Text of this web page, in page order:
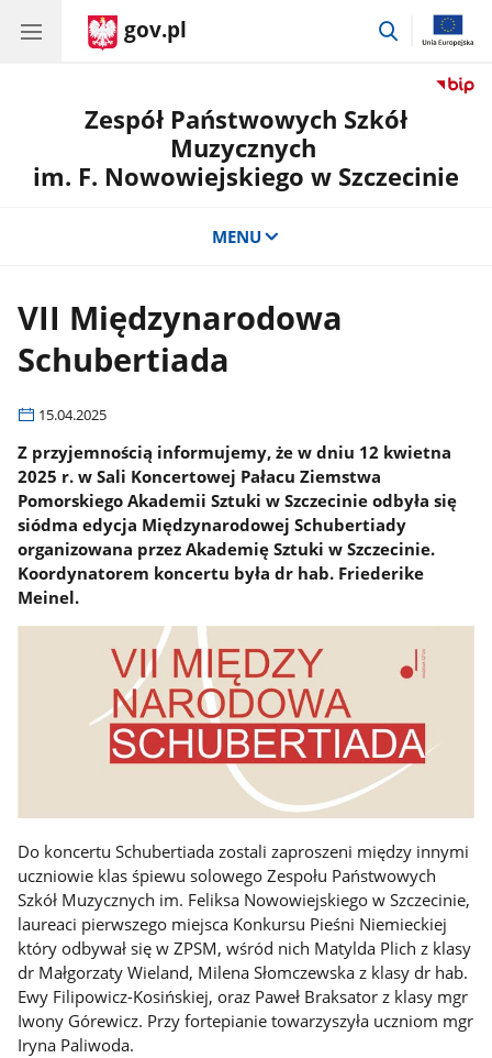
gov.pl
przejdź
Zespół Państwowych Szkół
Muzycznych
im. F. Nowowiejskiego w Szczecinie
MENU
VII Międzynarodowa
Schubertiada
15.04.2025
Z przyjemnością informujemy, że w dniu 12 kwietna
2025 r. w Sali Koncertowej Pałacu Ziemstwa
Pomorskiego Akademii Sztuki w Szczecinie odbyła się
siódma edycja Międzynarodowej Schubertiady
organizowana przez Akademię Sztuki w Szczecinie.
Koordynatorem koncertu była dr hab. Friederike
Meinel.
Do koncertu Schubertiada zostali zaproszeni między innymi
uczniowie klas śpiewu solowego Zespołu Państwowych
Szkół Muzycznych im. Feliksa Nowowiejskiego w Szczecinie,
laureaci pierwszego miejsca Konkursu Pieśni Niemieckiej
który odbywał się w ZPSM, wśród nich Matylda Plich z klasy
dr Małgorzaty Wieland, Milena Słomczewska z klasy dr hab.
Ewy Filipowicz-Kosińskiej, oraz Paweł Braksator z klasy mgr
Iwony Górewicz. Przy fortepianie towarzyszyła uczniom mgr
Iryna Paliwoda.